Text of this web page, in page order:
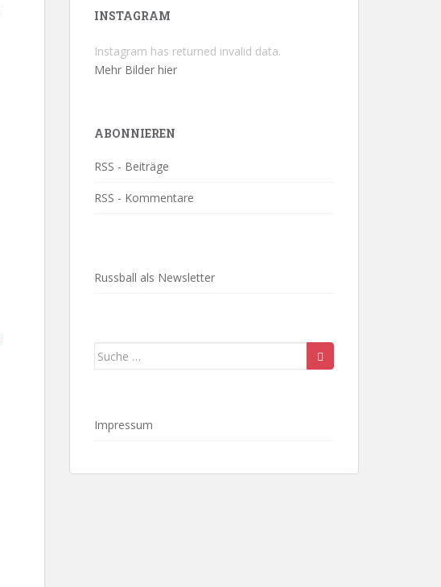
INSTAGRAM
Instagram has returned invalid data.
Mehr Bilder hier
ABONNIEREN
RSS - Beiträge
RSS - Kommentare
Russball als Newsletter
Suche
Impressum